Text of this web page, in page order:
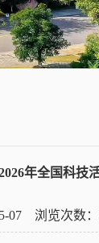
年全国科技
07 浏览次数：